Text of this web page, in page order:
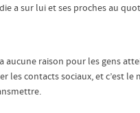
a sur lui et ses proches au
aucune raison pour les gens
les contacts sociaux, et c’est le